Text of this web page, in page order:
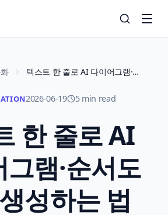
텍스트 한 줄로 AI 다이어그램·순서도 자동 생성하는 법 2026 — Mermaid·DiagramGPT·Napkin
2026-06-19 5 min read
한 줄로 AI
램·순서도
성하는 법